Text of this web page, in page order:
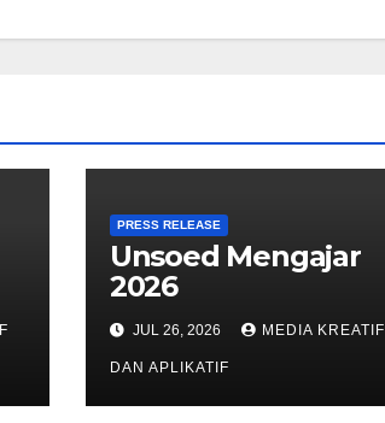
PRESS RELEASE
Unsoed Mengajar
2026
JUL 26, 2026 MEDIA KREATIF
DAN APLIKATIF